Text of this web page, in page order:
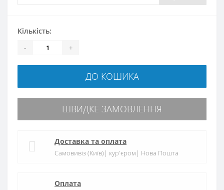
Кількість:
- +
ДО КОШИКА
ШВИДКЕ ЗАМОВЛЕННЯ
Доставка та оплата
Самовивіз (Київ)| кур'єром| Нова Пошта
Оплата